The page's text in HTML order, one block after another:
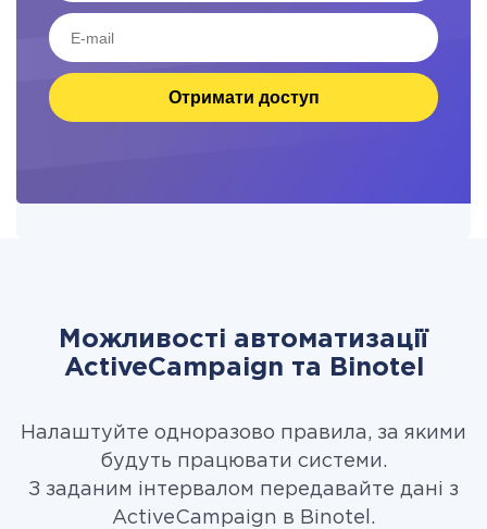
Отримати доступ
Можливості автоматизації
ActiveCampaign та Binotel
Налаштуйте одноразово правила, за якими
будуть працювати системи.
З заданим інтервалом передавайте дані з
ActiveCampaign в Binotel.